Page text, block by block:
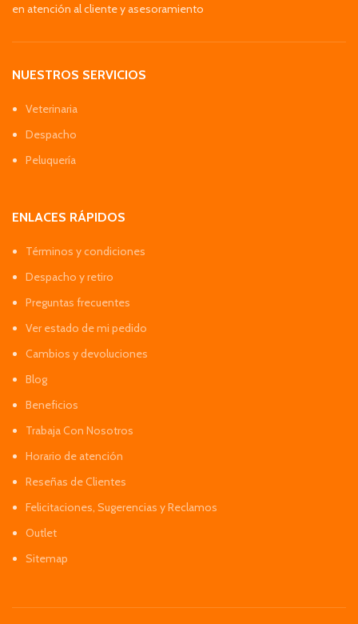
en atención al cliente y asesoramiento
NUESTROS SERVICIOS
Veterinaria
Despacho
Peluquería
ENLACES RÁPIDOS
Términos y condiciones
Despacho y retiro
Preguntas frecuentes
Ver estado de mi pedido
Cambios y devoluciones
Blog
Beneficios
Trabaja Con Nosotros
Horario de atención
Reseñas de Clientes
Felicitaciones, Sugerencias y Reclamos
Outlet
Sitemap